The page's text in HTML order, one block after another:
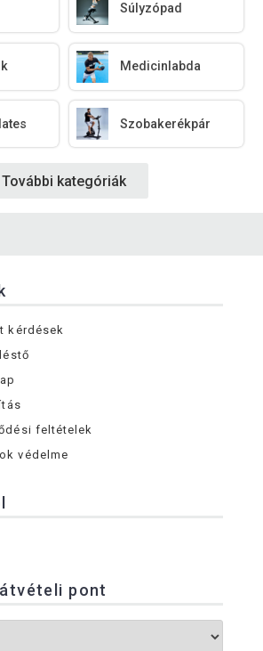
Súlyzópad
Medicinlabda
Szobakerékpár
További kategóriák
kérdések
feltételek
védelme
pont